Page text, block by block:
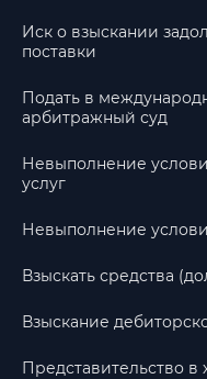
Иск о взыскании
поставки
Подать в
арбитражный суд
Невыполнение
услуг
Невыполнение
Взыскать средства
Взыскание
Представительство в